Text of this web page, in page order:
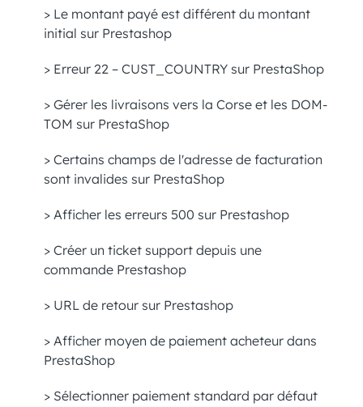
> Le montant payé est différent du montant
initial sur Prestashop
> Erreur 22 – CUST_COUNTRY sur PrestaShop
> Gérer les livraisons vers la Corse et les DOM-
TOM sur PrestaShop
> Certains champs de l'adresse de facturation
sont invalides sur PrestaShop
> Afficher les erreurs 500 sur Prestashop
> Créer un ticket support depuis une
commande Prestashop
> URL de retour sur Prestashop
> Afficher moyen de paiement acheteur dans
PrestaShop
> Sélectionner paiement standard par défaut